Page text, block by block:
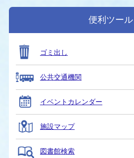
便利ツール
ゴミ出し
公共交通機関
イベントカレンダー
施設マップ
図書館検索